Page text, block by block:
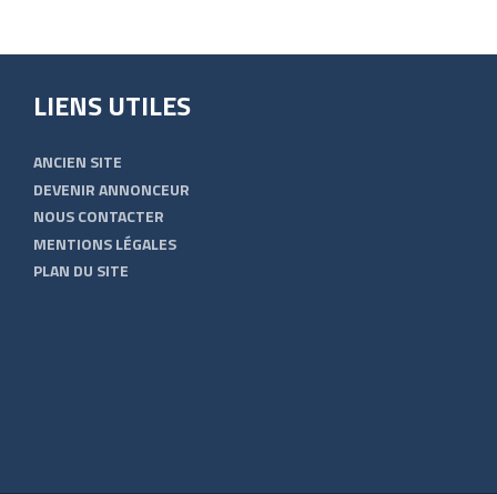
LIENS UTILES
ANCIEN SITE
DEVENIR ANNONCEUR
NOUS CONTACTER
MENTIONS LÉGALES
PLAN DU SITE